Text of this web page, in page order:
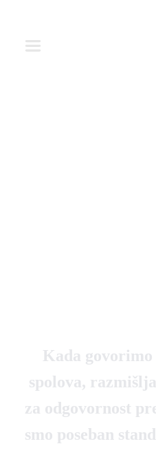
Kada
spolova,
za odgovornost
smo poseban